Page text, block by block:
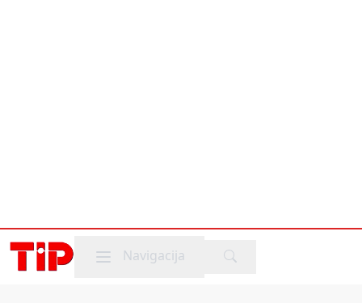
Mobile menu
Navigacija